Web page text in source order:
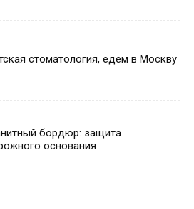
стоматология, едем в Москву
бордюр: защита
основания